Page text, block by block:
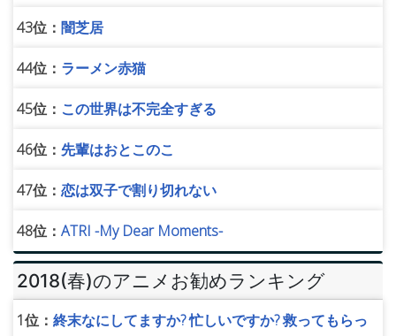
43位： 闇芝居
44位： ラーメン赤猫
45位： この世界は不完全すぎる
46位： 先輩はおとこのこ
47位： 恋は双子で割り切れない
48位： ATRI -My Dear Moments-
2018(春)のアニメお勧めランキング
1位： 終末なにしてますか? 忙しいですか? 救ってもらっ